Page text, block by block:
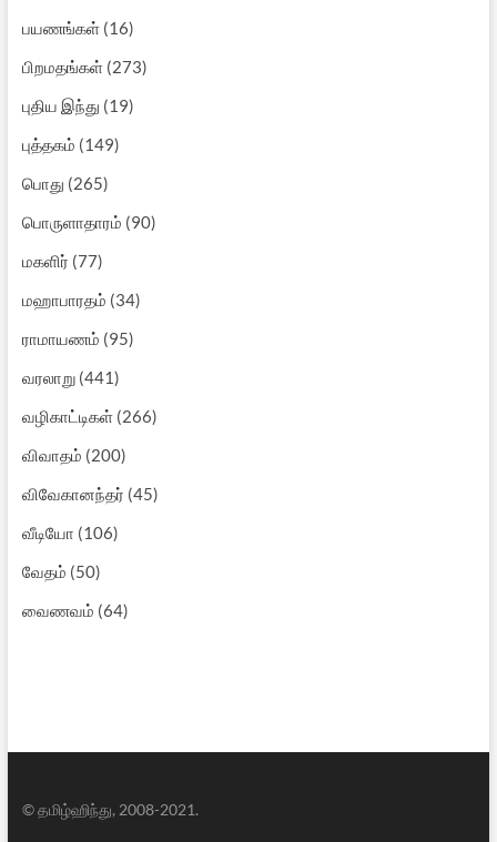
பயணங்கள்(16)
பிறமதங்கள்(273)
புதிய இந்து (19)
புத்தகம் (149)
பொது (265)
பொருளாதாரம் (90)
மகளிர் (77)
மஹாபாரதம் (34)
ராமாயணம் (95)
வரலாறு(441)
வழிகாட்டிகள்(266)
விவாதம் (200)
விவேகானந்தர் (45)
வீடியோ (106)
வேதம் (50)
வைணவம் (64)
© தமிழ்ஹிந்து, 2008-2021.